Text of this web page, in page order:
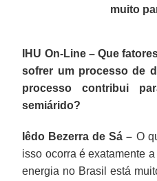
muito
IHU On-Line – Que
sofrer um processo de
processo contribui
semiárido?
Iêdo Bezerra de Sá – O
isso ocorra é exatamente a
energia no Brasil está